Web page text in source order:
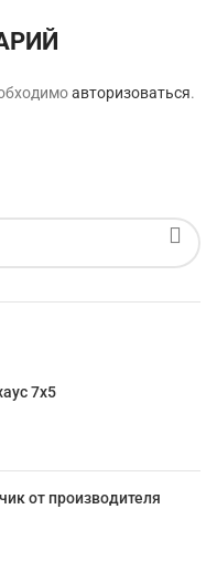
авторизоваться.
7х5
от производителя